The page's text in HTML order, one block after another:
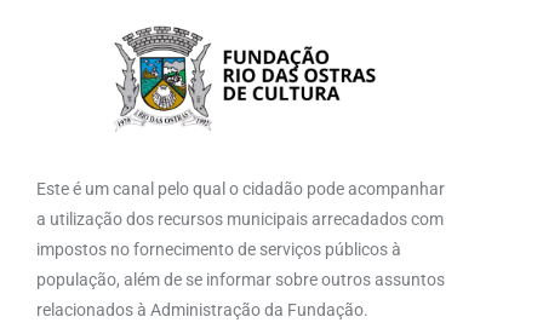
Este é um canal pelo qual o cidadão pode acompanhar
a utilização dos recursos municipais arrecadados com
impostos no fornecimento de serviços públicos à
população, além de se informar sobre outros assuntos
relacionados à Administração da Fundação.